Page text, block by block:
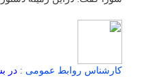
کارشناس روابط عمومی : در